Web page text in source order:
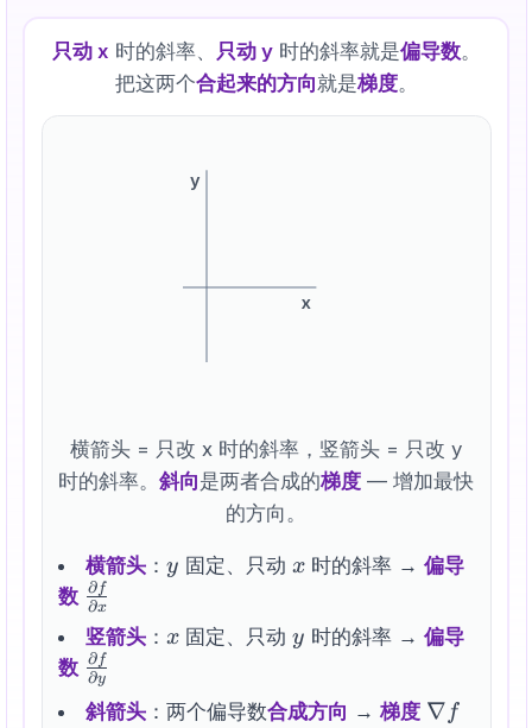
只动 x 时的斜率、 只动 y时的斜率就是偏导数。
把这两个合起来的方向就是梯度。
x
y
横箭头 = 只改 x 时的斜率，竖箭头 = 只改 y
时的斜率。 斜向是两者合成的梯度 — 增加最快
的方向。
横箭头： y
y 固定、只动 x
x时的斜率 → 偏导
数 \frac{\partial
f}{\partial x}
∂x
∂f
竖箭头： x
x固定、只动 y
y 时的斜率 → 偏导
数 \frac{\partial
f}{\partial y}
∂y
∂f
斜箭头：两个偏导数合成方向 → 梯度 \nabla
∇ f